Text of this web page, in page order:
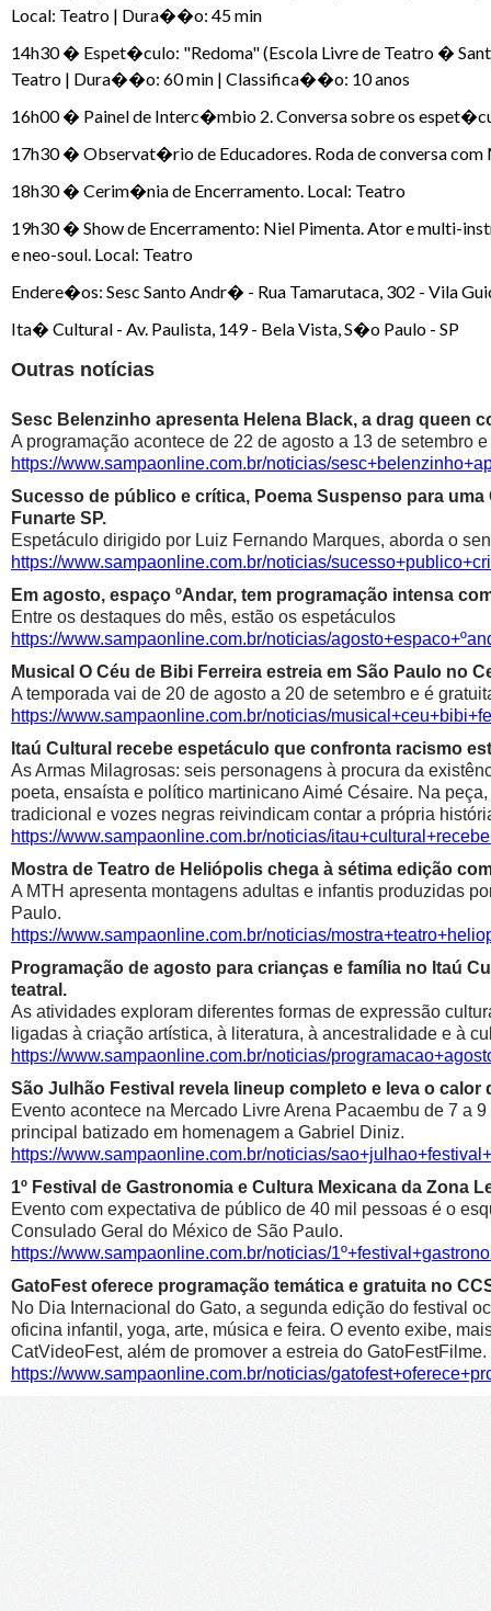
Local: Teatro | Dura��o: 45 min
14h30 � Espet�culo: "Redoma" (Escola Livre de Teatro �
Teatro | Dura��o: 60 min | Classifica��o: 10 anos
16h00 � Painel de Interc�mbio 2. Conversa sobre os
17h30 � Observat�rio de Educadores. Roda de conversa
18h30 � Cerim�nia de Encerramento. Local: Teatro
19h30 � Show de Encerramento: Niel Pimenta. Ator e multi-
e neo-soul. Local: Teatro
Endere�os: Sesc Santo Andr� - Rua Tamarutaca, 302 - Vila
Ita� Cultural - Av. Paulista, 149 - Bela Vista, S�o Paulo - SP
Outras notícias
Sesc Belenzinho apresenta Helena Black, a drag queen
A programação acontece de 22 de agosto a 13 de setembro
https://www.sampaonline.com.br/noticias/
Sucesso de público e crítica, Poema Suspenso para
Funarte SP.
Espetáculo dirigido por Luiz Fernando Marques, aborda o
https://www.sampaonline.com.br/noticias/
Em agosto, espaço ºAndar, tem programação intensa
Entre os destaques do mês, estão os espetáculos
https://www.sampaonline.com.br/noticias/
Musical O Céu de Bibi Ferreira estreia em São Paulo no
A temporada vai de 20 de agosto a 20 de setembro e é
https://www.sampaonline.com.br/noticias/
Itaú Cultural recebe espetáculo que confronta racismo
As Armas Milagrosas: seis personagens à procura da
poeta, ensaísta e político martinicano Aimé Césaire. Na
tradicional e vozes negras reivindicam contar a própria
https://www.sampaonline.com.br/noticias/
Mostra de Teatro de Heliópolis chega à sétima edição
A MTH apresenta montagens adultas e infantis produzidas
Paulo.
https://www.sampaonline.com.br/noticias/
Programação de agosto para crianças e família no Itaú
teatral.
As atividades exploram diferentes formas de expressão
ligadas à criação artística, à literatura, à ancestralidade e à
https://www.sampaonline.com.br/noticias/
São Julhão Festival revela lineup completo e leva o calor
Evento acontece na Mercado Livre Arena Pacaembu de 7 a
principal batizado em homenagem a Gabriel Diniz.
https://www.sampaonline.com.br/noticias/
1º Festival de Gastronomia e Cultura Mexicana da Zona
Evento com expectativa de público de 40 mil pessoas é o
Consulado Geral do México de São Paulo.
https://www.sampaonline.com.br/noticias/
GatoFest oferece programação temática e gratuita no
No Dia Internacional do Gato, a segunda edição do festival
oficina infantil, yoga, arte, música e feira. O evento exibe,
CatVideoFest, além de promover a estreia do GatoFestFilme.
https://www.sampaonline.com.br/noticias/